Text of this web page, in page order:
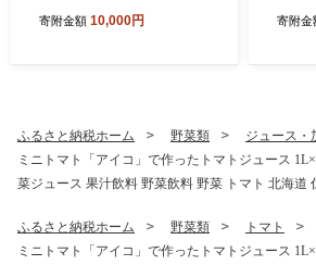
ック 計500g 果物 フルーツ
寄附金額 10,000円
ック
寄附金
ふるさと納税ホーム 野菜類
ジュース・
ミニトマト「アイコ」で作ったトマトジュース
菜ジュース 果汁飲料 野菜飲料 野菜 トマト 北海道
ふるさと納税ホーム 野菜類
トマト
ミニトマト「アイコ」で作ったトマトジュース